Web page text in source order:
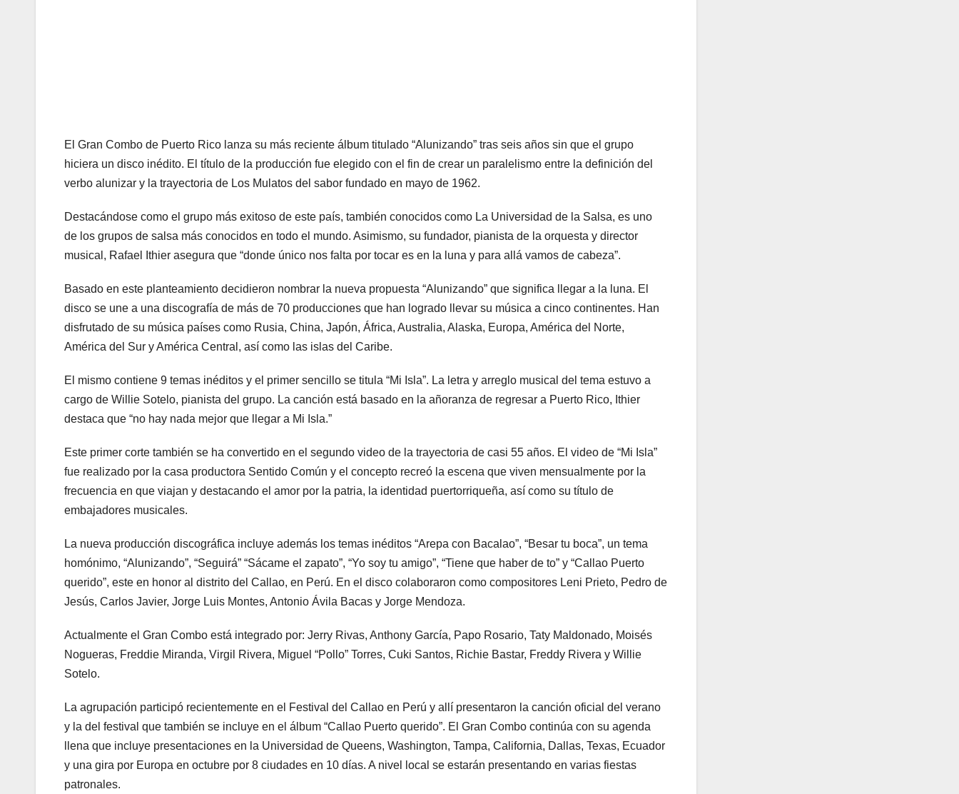
El Gran Combo de Puerto Rico lanza su más reciente álbum titulado “Alunizando” tras seis años sin que el grupo
hiciera un disco inédito. El título de la producción fue elegido con el fin de crear un paralelismo entre la definición del
verbo alunizar y la trayectoria de Los Mulatos del sabor fundado en mayo de 1962.
Destacándose como el grupo más exitoso de este país, también conocidos como La Universidad de la Salsa, es uno
de los grupos de salsa más conocidos en todo el mundo. Asimismo, su fundador, pianista de la orquesta y director
musical, Rafael Ithier asegura que “donde único nos falta por tocar es en la luna y para allá vamos de cabeza”.
Basado en este planteamiento decidieron nombrar la nueva propuesta “Alunizando” que significa llegar a la luna. El
disco se une a una discografía de más de 70 producciones que han logrado llevar su música a cinco continentes. Han
disfrutado de su música países como Rusia, China, Japón, África, Australia, Alaska, Europa, América del Norte,
América del Sur y América Central, así como las islas del Caribe.
El mismo contiene 9 temas inéditos y el primer sencillo se titula “Mi Isla”. La letra y arreglo musical del tema estuvo a
cargo de Willie Sotelo, pianista del grupo. La canción está basado en la añoranza de regresar a Puerto Rico, Ithier
destaca que “no hay nada mejor que llegar a Mi Isla.”
Este primer corte también se ha convertido en el segundo video de la trayectoria de casi 55 años. El video de “Mi Isla”
fue realizado por la casa productora Sentido Común y el concepto recreó la escena que viven mensualmente por la
frecuencia en que viajan y destacando el amor por la patria, la identidad puertorriqueña, así como su título de
embajadores musicales.
La nueva producción discográfica incluye además los temas inéditos “Arepa con Bacalao”, “Besar tu boca”, un tema
homónimo, “Alunizando”, “Seguirá” “Sácame el zapato”, “Yo soy tu amigo”, “Tiene que haber de to” y “Callao Puerto
querido”, este en honor al distrito del Callao, en Perú. En el disco colaboraron como compositores Leni Prieto, Pedro de
Jesús, Carlos Javier, Jorge Luis Montes, Antonio Ávila Bacas y Jorge Mendoza.
Actualmente el Gran Combo está integrado por: Jerry Rivas, Anthony García, Papo Rosario, Taty Maldonado, Moisés
Nogueras, Freddie Miranda, Virgil Rivera, Miguel “Pollo” Torres, Cuki Santos, Richie Bastar, Freddy Rivera y Willie
Sotelo.
La agrupación participó recientemente en el Festival del Callao en Perú y allí presentaron la canción oficial del verano
y la del festival que también se incluye en el álbum “Callao Puerto querido”. El Gran Combo continúa con su agenda
llena que incluye presentaciones en la Universidad de Queens, Washington, Tampa, California, Dallas, Texas, Ecuador
y una gira por Europa en octubre por 8 ciudades en 10 días. A nivel local se estarán presentando en varias fiestas
patronales.